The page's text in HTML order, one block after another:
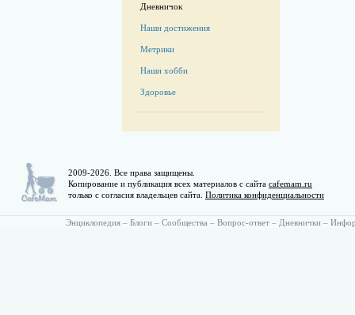
Дневничок
Наши достижения
Метрики
Наши хобби
Здоровье
2009-2026. Все права защищены.
Копирование и публикация всех материалов с сайта cafemam.ru
только с согласия владельцев сайта. Политика конфиденциальности
Энциклопедия – Блоги – Сообщества – Вопрос-ответ – Дневнички –